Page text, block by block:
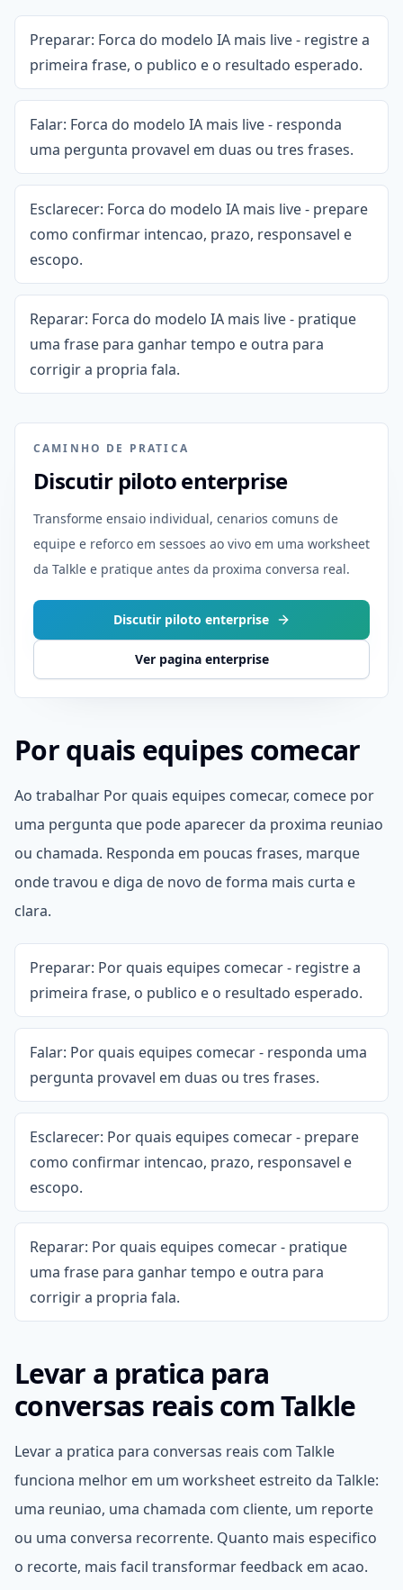
Preparar: Forca do modelo IA mais live - registre a
primeira frase, o publico e o resultado esperado.
Falar: Forca do modelo IA mais live - responda
uma pergunta provavel em duas ou tres frases.
Esclarecer: Forca do modelo IA mais live - prepare
como confirmar intencao, prazo, responsavel e
escopo.
Reparar: Forca do modelo IA mais live - pratique
uma frase para ganhar tempo e outra para
corrigir a propria fala.
CAMINHO DE PRATICA
Discutir piloto enterprise
Transforme ensaio individual, cenarios comuns de
equipe e reforco em sessoes ao vivo em uma worksheet
da Talkle e pratique antes da proxima conversa real.
Discutir piloto enterprise
Ver pagina enterprise
Por quais equipes comecar
Ao trabalhar Por quais equipes comecar, comece por
uma pergunta que pode aparecer da proxima reuniao
ou chamada. Responda em poucas frases, marque
onde travou e diga de novo de forma mais curta e
clara.
Preparar: Por quais equipes comecar - registre a
primeira frase, o publico e o resultado esperado.
Falar: Por quais equipes comecar - responda uma
pergunta provavel em duas ou tres frases.
Esclarecer: Por quais equipes comecar - prepare
como confirmar intencao, prazo, responsavel e
escopo.
Reparar: Por quais equipes comecar - pratique
uma frase para ganhar tempo e outra para
corrigir a propria fala.
Levar a pratica para
conversas reais com Talkle
Levar a pratica para conversas reais com Talkle
funciona melhor em um worksheet estreito da Talkle:
uma reuniao, uma chamada com cliente, um reporte
ou uma conversa recorrente. Quanto mais especifico
o recorte, mais facil transformar feedback em acao.